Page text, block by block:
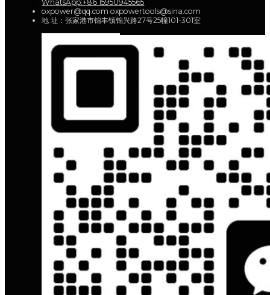
WhatsApp:+86 15950945565
oxpower@qq.com oxpowertools@sina.com
地 址：张家港市锦丰镇锦兴路27号25幢101-301室